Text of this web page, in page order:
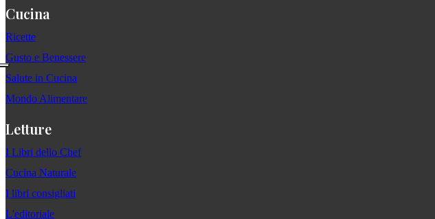
Cucina
Ricette
Gusto e Benessere
Salute in Cucina
Mondo Alimentare
Letture
I Libri dello Chef
Cucina Naturale
I libri consigliati
L'editoriale